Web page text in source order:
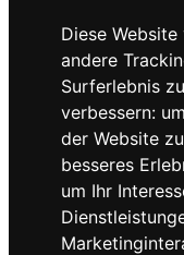
Diese
andere
Surferlebnis
verbessern:
der Website
besseres
um Ihr